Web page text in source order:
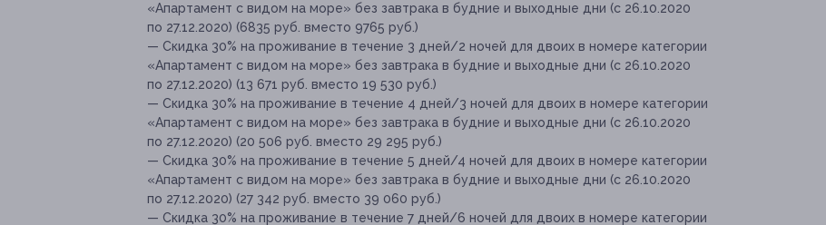
«Апартамент с видом на море» без завтрака в будние и выходные дни (с 26.10.2020
по 27.12.2020) (6835 руб. вместо 9765 руб.)
— Скидка 30% на проживание в течение 3 дней/2 ночей для двоих в номере категории
«Апартамент с видом на море» без завтрака в будние и выходные дни (с 26.10.2020
по 27.12.2020) (13 671 руб. вместо 19 530 руб.)
— Скидка 30% на проживание в течение 4 дней/3 ночей для двоих в номере категории
«Апартамент с видом на море» без завтрака в будние и выходные дни (с 26.10.2020
по 27.12.2020) (20 506 руб. вместо 29 295 руб.)
— Скидка 30% на проживание в течение 5 дней/4 ночей для двоих в номере категории
«Апартамент с видом на море» без завтрака в будние и выходные дни (с 26.10.2020
по 27.12.2020) (27 342 руб. вместо 39 060 руб.)
— Скидка 30% на проживание в течение 7 дней/6 ночей для двоих в номере категории